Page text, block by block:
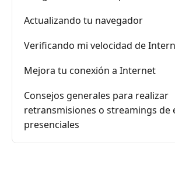
Actualizando tu navegador
Verificando mi velocidad de
Mejora tu conexión a Internet
Consejos generales para realizar
retransmisiones o streamings de
presenciales